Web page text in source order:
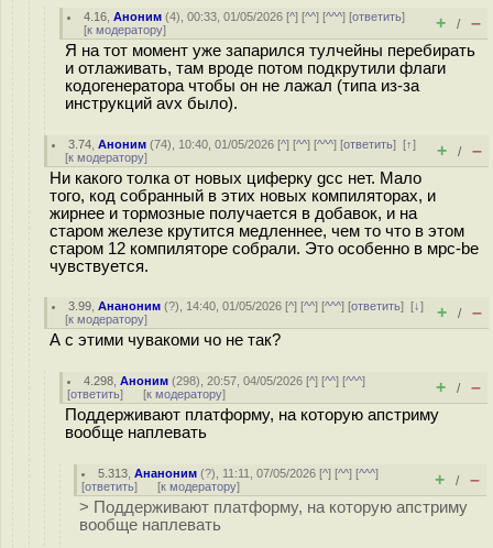
4.16 ,Аноним (4), 00:33, 01/05/2026 [^] [^^] [^^^] [ответить]
[к модератору] + / –
Я на тот момент уже запарился тулчейны перебирать
и отлаживать, там вроде потом подкрутили флаги
кодогенератора чтобы он не лажал (типа из-за
инструкций avx было).
3.74 ,Аноним (74), 10:40, 01/05/2026 [^] [^^] [^^^] [ответить][↑]
[к модератору] + / –
Ни какого толка от новых циферку gcc нет. Мало
того, код собранный в этих новых компиляторах, и
жирнее и тормозные получается в добавок, и на
старом железе крутится медленнее, чем то что в этом
старом 12 компиляторе собрали. Это особенно в мpc-be
чувствуется.
3.99 ,Ананоним (?), 14:40, 01/05/2026 [^] [^^] [^^^] [ответить][↓]
[к модератору] + / –
А с этими чувакоми чо не так?
4.298 ,Аноним (298), 20:57, 04/05/2026 [^] [^^] [^^^]
[ответить] [к модератору] + / –
Поддерживают платформу, на которую апстриму
вообще наплевать
5.313 ,Ананоним (?), 11:11, 07/05/2026 [^] [^^] [^^^]
[ответить] [к модератору] + / –
> Поддерживают платформу, на которую апстриму
вообще наплевать